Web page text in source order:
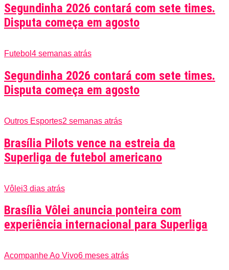
Segundinha 2026 contará com sete times.
Disputa começa em agosto
Futebol 4 semanas atrás
Segundinha 2026 contará com sete times.
Disputa começa em agosto
Outros Esportes2 semanas atrás
Brasília Pilots vence na estreia da
Superliga de futebol americano
Vôlei3 dias atrás
Brasília Vôlei anuncia ponteira com
experiência internacional para Superliga
Acompanhe Ao Vivo6 meses atrás